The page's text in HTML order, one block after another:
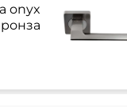
onyx